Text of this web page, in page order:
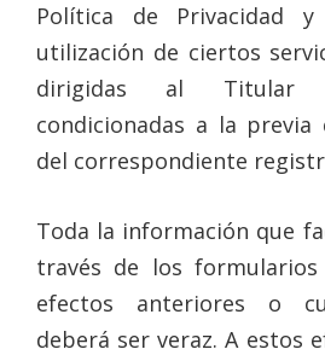
Política de Privacidad
utilización de ciertos
dirigidas al Titular
condicionadas a la previa
del correspondiente
Toda la información que
través de los
efectos anteriores o
deberá ser veraz. A estos